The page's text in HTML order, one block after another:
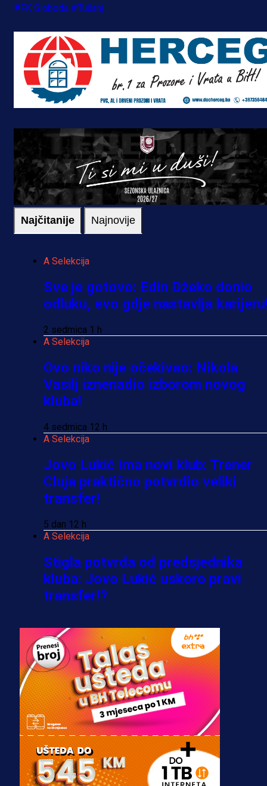
#FK Sloboda #Tušanj
Najčitanije Najnovije
A Selekcija
Sve je gotovo: Edin Džeko donio
odluku, evo gdje nastavlja
2 sedmica 1 h
A Selekcija
Ovo niko nije očekivao: Nikola
Vasilj iznenadio izborom novog
kluba!
4 sedmica 12 h
A Selekcija
Jovo Lukić ima novi klub: Trener
Cluja praktično potvrdio veliki
transfer!
5 dan 12 h
A Selekcija
Stigla potvrda od predsjednika
kluba: Jovo Lukić uskoro pravi
transfer!?
A Selekcija
Zmajevi dobili veliko pojačanje:
Fudbaler Olympiacosa želi obući
dres BiH!
3 sedmica 5 dan
Premijer liga BiH
Misimović priveden: SIPA ga tereti
za pranje novca, pretresaju